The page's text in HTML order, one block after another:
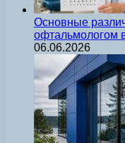
Основные
офтальмологом
06.06.2026